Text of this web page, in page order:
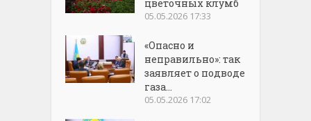
цветочных клумб
05.05.2026 17:33
«Опасно и
неправильно»: так
заявляет о подводе
газа...
05.05.2026 17:02